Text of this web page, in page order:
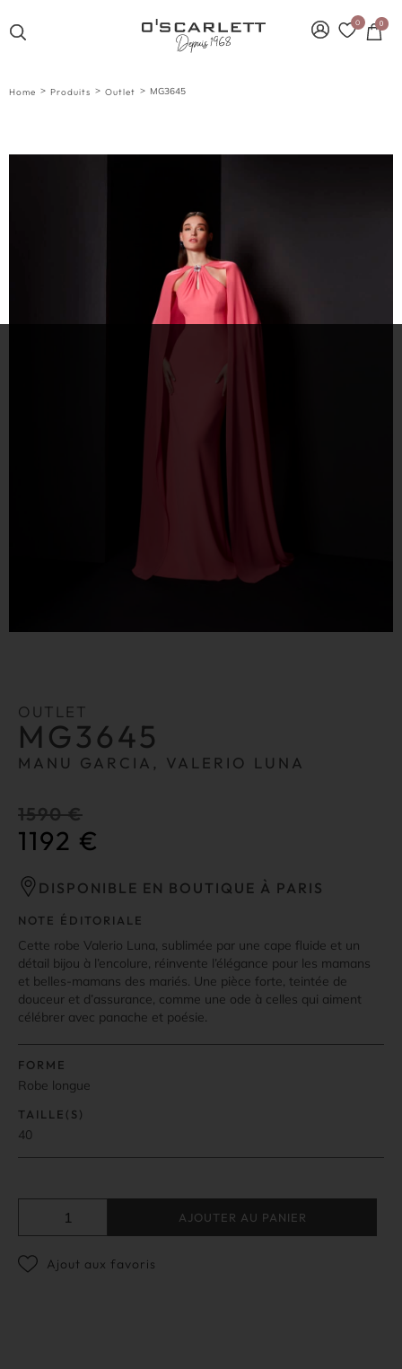
0 0
Home > Produits > Outlet > MG3645
OUTLET
MG3645
MANU GARCIA, VALERIO LUNA
1590€
1192 €
DISPONIBLE EN BOUTIQUE À PARIS
NOTE ÉDITORIALE
Cette robe Valerio Luna, sublimée par une cape fluide et un
détail bijou à l’encolure, réinvente l’élégance pour les mamans
et belles-mamans des mariés. Une pièce forte, teintée de
douceur et d’assurance, comme une ode à celles qui aiment
célébrer avec panache et poésie.
FORME
Robe longue
TAILLE(S)
40
AJOUTER AU PANIER
Ajout aux favoris